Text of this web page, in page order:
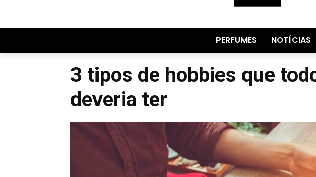
PERFUMES NOTÍCIAS
3 tipos de hobbies que
deveria ter